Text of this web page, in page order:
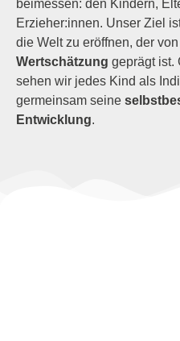
beimessen: den Kindern,
Erzieher:innen. Unser Ziel
die Welt zu eröffnen, der von
Wertschätzung geprägt ist.
sehen wir jedes Kind als
germeinsam seine
Entwicklung.